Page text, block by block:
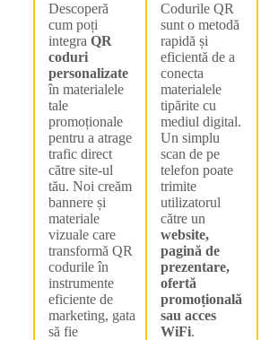
Descoperă
cum poți
integra QR
coduri
personalizate
în materialele
tale
promoționale
pentru a atrage
trafic direct
către site-ul
tău. Noi creăm
bannere și
materiale
vizuale care
transformă QR
codurile în
instrumente
eficiente de
marketing, gata
să fie
Codurile QR
sunt o metodă
rapidă și
eficientă de a
conecta
materialele
tipărite cu
mediul digital.
Un simplu
scan de pe
telefon poate
trimite
utilizatorul
către un
website,
pagină de
prezentare,
ofertă
promoțională
sau acces
WiFi.